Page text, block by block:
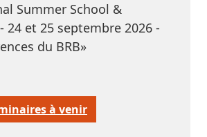
Summer School &
24 et 25 septembre 2026 -
du BRB»
à venir